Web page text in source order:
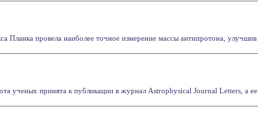
провела наиболее точное измерение массы антипротона, улучшив
ученых принята к публикации в журнал Astrophysical Journal Letters, а ее